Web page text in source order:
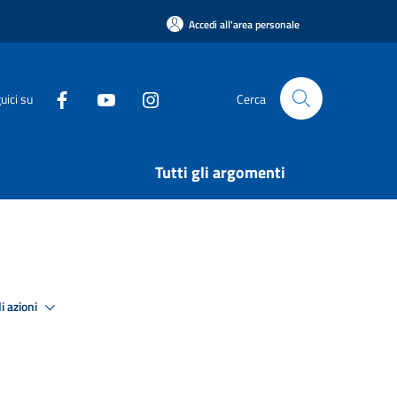
Accedi all'area personale
su Cerca
Tutti gli argomenti
azioni